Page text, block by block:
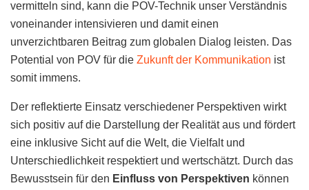
vermitteln sind, kann die POV-Technik unser Verständnis
voneinander intensivieren und damit einen
unverzichtbaren Beitrag zum globalen Dialog leisten. Das
Potential von POV für die Zukunft der Kommunikation ist
somit immens.
Der reflektierte Einsatz verschiedener Perspektiven wirkt
sich positiv auf die Darstellung der Realität aus und fördert
eine inklusive Sicht auf die Welt, die Vielfalt und
Unterschiedlichkeit respektiert und wertschätzt. Durch das
Bewusstsein für den Einfluss von Perspektiven können